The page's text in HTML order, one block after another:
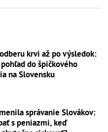
krvi až po výsledok:
do špičkového
na Slovensku
správanie Slovákov:
s peniazmi, keď